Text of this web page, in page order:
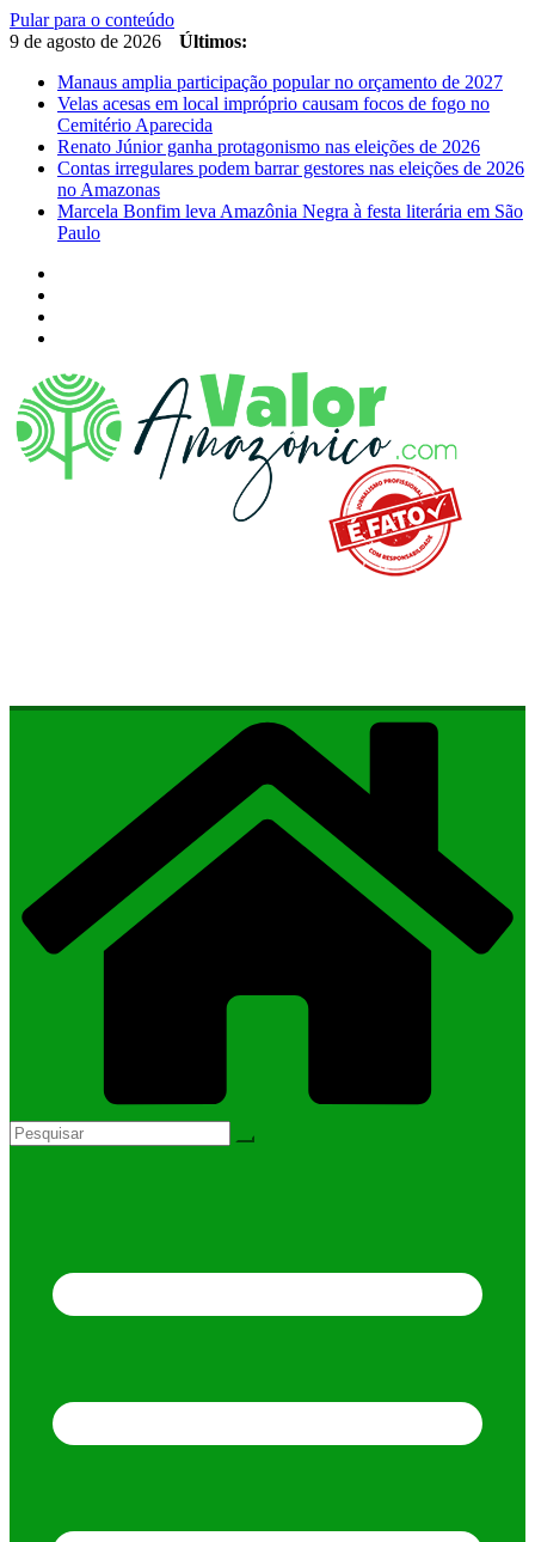
Pular para o conteúdo
9 de agosto de 2026
Últimos:
Manaus amplia participação popular no orçamento de 2027
Velas acesas em local impróprio causam focos de fogo no
Cemitério Aparecida
Renato Júnior ganha protagonismo nas eleições de 2026
Contas irregulares podem barrar gestores nas eleições de 2026
no Amazonas
Marcela Bonfim leva Amazônia Negra à festa literária em São
Paulo